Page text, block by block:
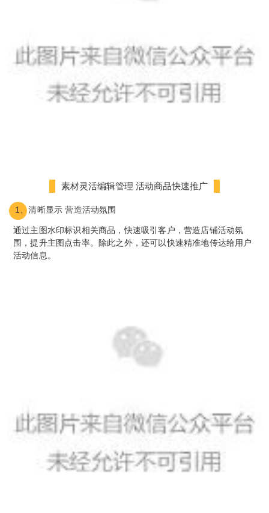
素材灵活编辑管理 活动商品快速推广
1、清晰显示 营造活动氛围
通过主图水印标识相关商品，快速吸引客户，营造店铺活动氛
围，提升主图点击率。除此之外，还可以快速精准地传达给用户
活动信息。